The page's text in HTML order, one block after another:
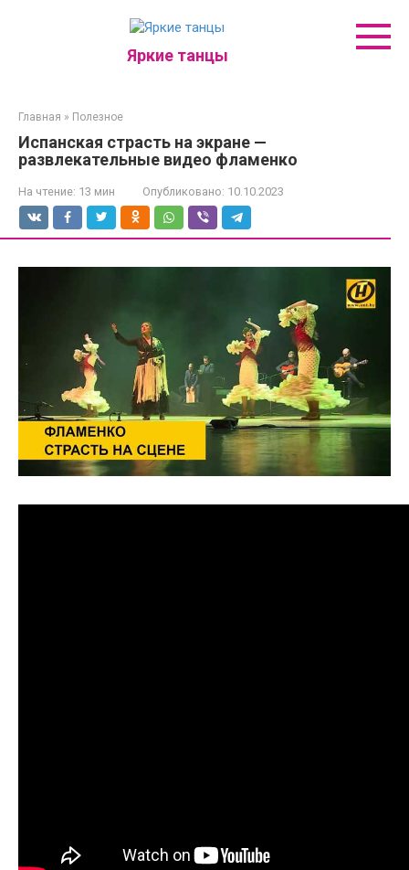
Яркие танцы
Главная » Полезное
Испанская страсть на экране —
развлекательные видео фламенко
На чтение: 13 мин Опубликовано: 10.10.2023